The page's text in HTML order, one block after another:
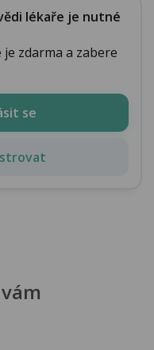
lékaře je nutné
zdarma a zabere
se